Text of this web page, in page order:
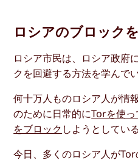
ロシアのブロック
ロシア市民は、ロシア政府
クを回避する方法を学んでい
何十万人ものロシア人が情
のために日常的にTorを使っ
をブロック しようとしてい
今日、多くのロシア人が